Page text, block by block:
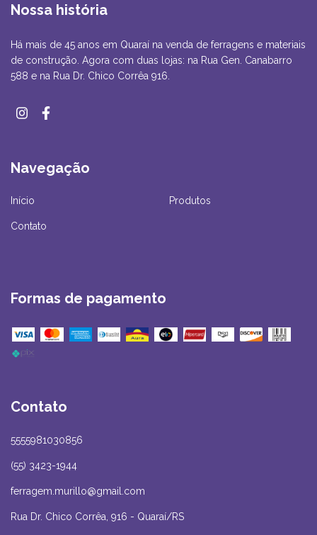
Nossa história
Há mais de 45 anos em Quaraí na venda de ferragens e materiais
de construção. Agora com duas lojas: na Rua Gen. Canabarro
588 e na Rua Dr. Chico Corrêa 916.
Navegação
Início Produtos
Contato
Formas de pagamento
Contato
5555981030856
(55) 3423-1944
ferragem.murillo@gmail.com
Rua Dr. Chico Corrêa, 916 - Quaraí/RS